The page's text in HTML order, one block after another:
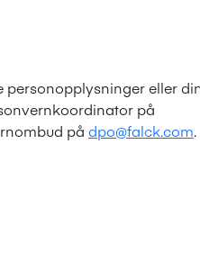
eller
på
på dpo@falck.com.